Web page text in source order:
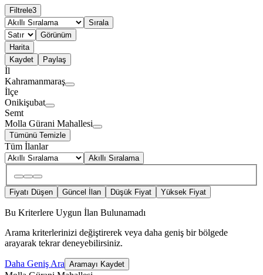
Filtrele3
Sırala
Görünüm
Harita
Kaydet
Paylaş
İl
Kahramanmaraş
İlçe
Onikişubat
Semt
Molla Gürani Mahallesi
Tümünü Temizle
Tüm İlanlar
Akıllı Sıralama
Fiyatı Düşen Güncel İlan Düşük Fiyat Yüksek Fiyat
Bu Kriterlere Uygun İlan Bulunamadı
Arama kriterlerinizi değiştirerek veya daha geniş bir bölgede
arayarak tekrar deneyebilirsiniz.
Daha Geniş Ara Aramayı Kaydet